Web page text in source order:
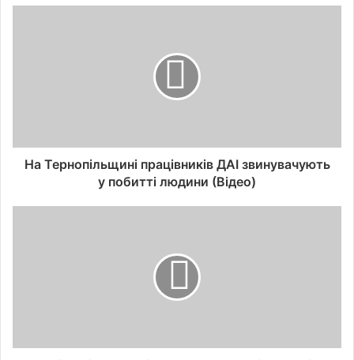
На Тернопільщині працівників ДАІ звинувачують
у побитті людини (Відео)